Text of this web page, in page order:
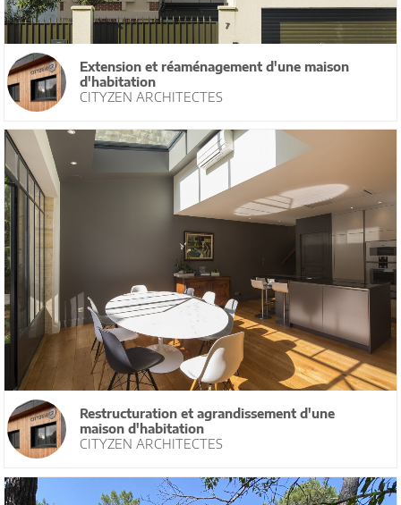
Extension et réaménagement d'une maison
d'habitation
CITYZEN ARCHITECTES
Restructuration et agrandissement d'une
maison d'habitation
CITYZEN ARCHITECTES